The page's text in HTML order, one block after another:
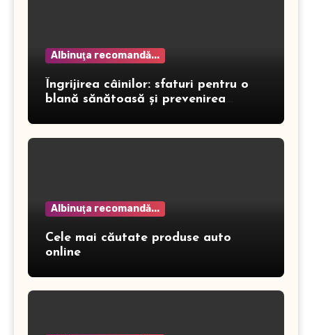
Albinuţa recomandă...
Îngrijirea câinilor: sfaturi pentru o
blană sănătoasă și prevenirea
Albinuţa recomandă...
Cele mai căutate produse auto
online